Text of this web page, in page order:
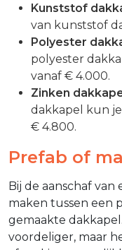
Kunststof
van kunststof
Polyester
polyester
vanaf € 4.000.
Zinken
dakkapel kun
€ 4.800.
Prefab of
Bij de aanschaf
maken tussen een
gemaakte
voordeliger, maar